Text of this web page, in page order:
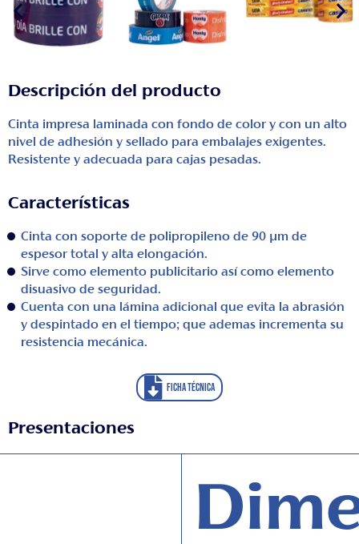
Descripción del producto
Cinta impresa laminada con fondo de color y con un alto
nivel de adhesión y sellado para embalajes exigentes.
Resistente y adecuada para cajas pesadas.
Características
Cinta con soporte de polipropileno de 90 μm de
espesor total y alta elongación.
Sirve como elemento publicitario así como elemento
disuasivo de seguridad.
Cuenta con una lámina adicional que evita la abrasión
y despintado en el tiempo; que ademas incrementa su
resistencia mecánica.
FICHA TÉCNICA
Presentaciones